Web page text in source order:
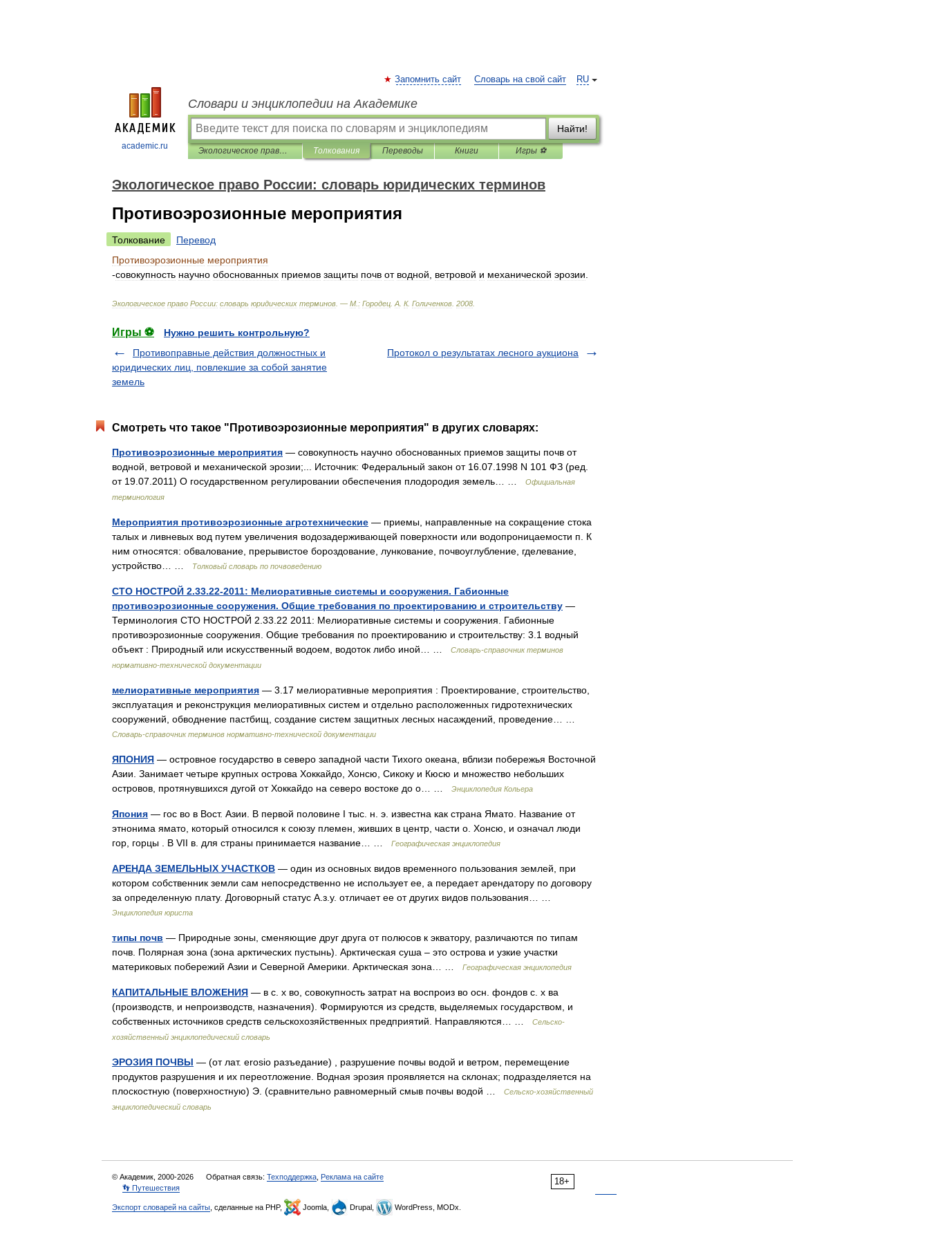
academic.ru
RU
Запомнить сайт Словарь на свой сайт
Словари и энциклопедии на Академике
Найти!
Экологическое право России: словарь юридических терминов Толкования Переводы Книги Игры ⚽
Экологическое право России: словарь юридических терминов
Противоэрозионные мероприятия
Толкование
Перевод
Противоэрозионные мероприятия
-совокупность научно обоснованных приемов защиты почв от водной ветровой и механической эрозии
Экологическое право России: словарь юридических терминов . — М : Городец А К. Голиченков 2008
Игры ⚽
Нужно решить контрольную?
Противоправные действия должностных и
юридических лиц, повлекшие за собой занятие
земель
Протокол о результатах лесного аукциона
Смотреть что такое "Противоэрозионные мероприятия" в других словарях:
Противоэрозионные мероприятия — совокупность научно обоснованных приемов защиты почв от
водной, ветровой и механической эрозии;... Источник: Федеральный закон от 16.07.1998 N 101 ФЗ (ред.
от 19.07.2011) О государственном регулировании обеспечения плодородия земель… …
Официальная
терминология
Мероприятия противоэрозионные агротехнические — приемы, направленные на сокращение стока
талых и ливневых вод путем увеличения водозадерживающей поверхности или водопроницаемости п. К
ним относятся: обвалование, прерывистое бороздование, лункование, почвоуглубление, гделевание,
устройство… …
Толковый словарь по почвоведению
СТО НОСТРОЙ 2.33.22-2011: Мелиоративные системы и сооружения. Габионные
противоэрозионные сооружения. Общие требования по проектированию и строительству —
Терминология СТО НОСТРОЙ 2.33.22 2011: Мелиоративные системы и сооружения. Габионные
противоэрозионные сооружения. Общие требования по проектированию и строительству: 3.1 водный
объект : Природный или искусственный водоем, водоток либо иной… …
Словарь-справочник терминов
нормативно-технической документации
мелиоративные мероприятия — 3.17 мелиоративные мероприятия : Проектирование, строительство,
эксплуатация и реконструкция мелиоративных систем и отдельно расположенных гидротехнических
сооружений, обводнение пастбищ, создание систем защитных лесных насаждений, проведение… …
Словарь-справочник терминов нормативно-технической документации
ЯПОНИЯ — островное государство в северо западной части Тихого океана, вблизи побережья Восточной
Азии. Занимает четыре крупных острова Хоккайдо, Хонсю, Сикоку и Кюсю и множество небольших
островов, протянувшихся дугой от Хоккайдо на северо востоке до о… …
Энциклопедия Кольера
Япония — гос во в Вост. Азии. В первой половине I тыс. н. э. известна как страна Ямато. Название от
этнонима ямато, который относился к союзу племен, живших в центр, части о. Хонсю, и означал люди
гор, горцы . В VII в. для страны принимается название… …
Географическая энциклопедия
АРЕНДА ЗЕМЕЛЬНЫХ УЧАСТКОВ — один из основных видов временного пользования землей, при
котором собственник земли сам непосредственно не использует ее, а передает арендатору по договору
за определенную плату. Договорный статус А.з.у. отличает ее от других видов пользования… …
Энциклопедия юриста
типы почв — Природные зоны, сменяющие друг друга от полюсов к экватору, различаются по типам
почв. Полярная зона (зона арктических пустынь). Арктическая суша – это острова и узкие участки
материковых побережий Азии и Северной Америки. Арктическая зона… …
Географическая энциклопедия
КАПИТАЛЬНЫЕ ВЛОЖЕНИЯ — в с. х во, совокупность затрат на воспроиз во осн. фондов с. х ва
(производств, и непроизводств, назначения). Формируются из средств, выделяемых государством, и
собственных источников средств сельскохозяйственных предприятий. Направляются… …
Сельско-
хозяйственный энциклопедический словарь
ЭРОЗИЯ ПОЧВЫ — (от лат. erosio разъедание) , разрушение почвы водой и ветром, перемещение
продуктов разрушения и их переотложение. Водная эрозия проявляется на склонах; подразделяется на
плоскостную (поверхностную) Э. (сравнительно равномерный смыв почвы водой …
Сельско-хозяйственный
энциклопедический словарь
18+
© Академик, 2000-2026 Обратная связь: Техподдержка Реклама на сайте
👣 Путешествия
Экспорт словарей на сайты , сделанные на PHP, Joomla, Drupal, WordPress, MODx.